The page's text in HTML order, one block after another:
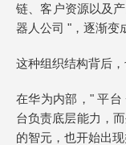
链、客户资源以及
器人公司 "，逐渐变
这种组织结构背后
在华为内部，" 平
台负责底层能力，
的智元，也开始出现